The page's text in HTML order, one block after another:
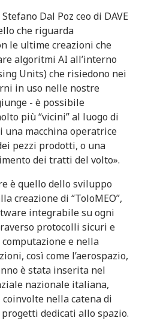
Dal Poz ceo di DAVE
che riguarda
le ultime creazioni che
algoritmi AI all’interno
Units) che risiedono nei
in uso nelle nostre
- è possibile
più “vicini” al luogo di
una macchina operatrice
pezzi prodotti, o una
dei tratti del volto».
è quello dello sviluppo
creazione di “ToloMEO”,
integrabile su ogni
protocolli sicuri e
e nella
così come l’aerospazio,
è stata inserita nel
nazionale italiana,
nella catena di
dedicati allo spazio.